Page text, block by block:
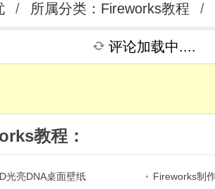
/ 所属分类： Fireworks教程 /
评论加载中....
教程 ：
光亮DNA桌面壁纸
Fireworks制